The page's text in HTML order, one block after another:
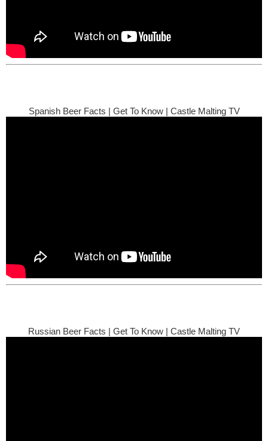
Spanish Beer Facts | Get To Know | Castle Malting TV
Russian Beer Facts | Get To Know | Castle Malting TV